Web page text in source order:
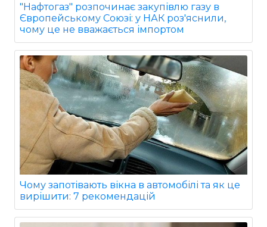
"Нафтогаз" розпочинає закупівлю газу в
Європейському Союзі: у НАК роз'яснили,
чому це не вважається імпортом
Чому запотівають вікна в автомобілі та як це
вирішити: 7 рекомендацій